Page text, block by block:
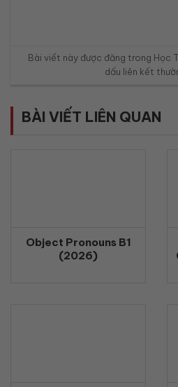
Bài viết này được đăng trong Học
dấu liên kết
BÀI VIẾT LIÊN QUAN
Object Pronouns B1
(2026)